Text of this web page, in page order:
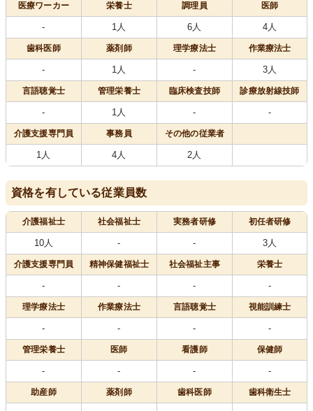
医療ワーカー 栄養士 調理員 医師
- 1人 6人 4人
歯科医師 薬剤師 理学療法士 作業療法士
- 1人 - 3人
言語聴覚士 管理栄養士 臨床検査技師 診療放射線技師
- 1人 - -
介護支援専門員 事務員 その他の従業者
1人 4人 2人
資格を有している従業員数
介護福祉士 社会福祉士 実務者研修 初任者研修
10人 - - 3人
介護支援専門員 精神保健福祉士 社会福祉主事 栄養士
- - - -
理学療法士 作業療法士 言語聴覚士 視能訓練士
- - - -
管理栄養士 医師 看護師 保健師
- - - -
助産師 薬剤師 歯科医師 歯科衛生士